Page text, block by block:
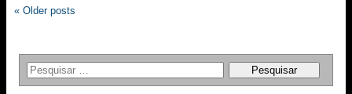
« Older posts